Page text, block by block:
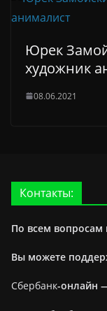
Юрек
художник
08.06.2021
Контакты:
По всем
Вы можете
Сбербанк-онлайн